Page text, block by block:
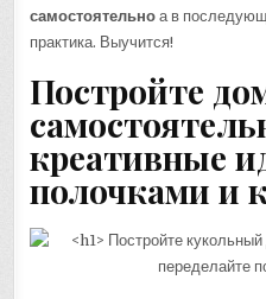
самостоятельно а в
практика. Выучится!
Постройте
креативные
полочками и